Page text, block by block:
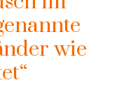
wie